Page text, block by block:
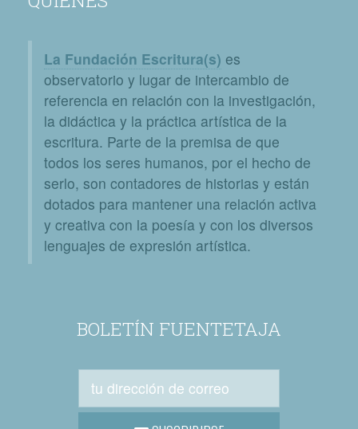
La Fundación Escritura(s) es
observatorio y lugar de intercambio de
referencia en relación con la investigación,
la didáctica y la práctica artística de la
escritura. Parte de la premisa de que
todos los seres humanos, por el hecho de
serlo, son contadores de historias y están
dotados para mantener una relación activa
y creativa con la poesía y con los diversos
lenguajes de expresión artística.
BOLETÍN FUENTETAJA